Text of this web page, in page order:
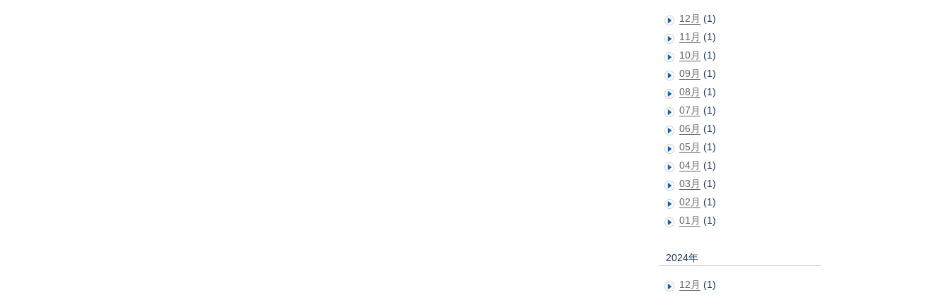
12月 (1)
11月 (1)
10月 (1)
09月 (1)
08月 (1)
07月 (1)
06月 (1)
05月 (1)
04月 (1)
03月 (1)
02月 (1)
01月 (1)
2024年
12月 (1)